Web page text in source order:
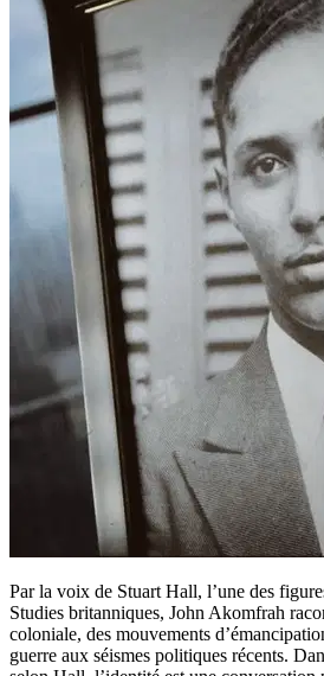
Par la voix de Stuart Hall, l’une des
Studies britanniques, John Akomfrah
coloniale, des mouvements
guerre aux séismes politiques récents.